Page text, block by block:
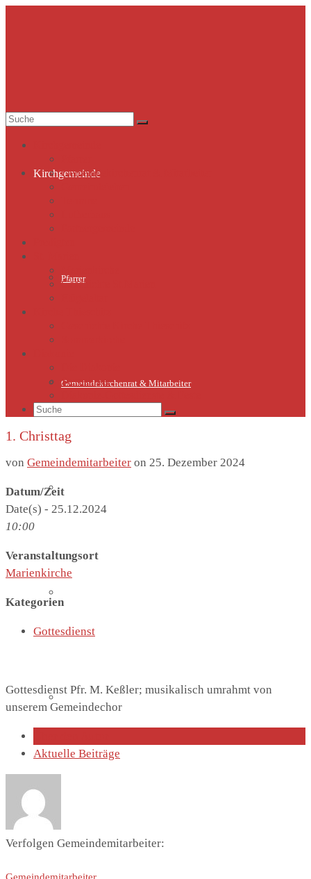
Kirchgemeinde
Pfarrer
Gemeindekirchenrat & Mitarbeiter
Gemeindeleben
Suche
Gemeindekirchenrat & Mitarbeiter
Geschichte St.Marien
Sternsinger
Suche
1. Christtag
von Gemeindemitarbeiter on 25. Dezember 2024
Datum/Zeit
Date(s) - 25.12.2024
10:00
Veranstaltungsort
Marienkirche
Kategorien
Gottesdienst
Gottesdienst Pfr. M. Keßler; musikalisch umrahmt von
unserem Gemeindechor
Aktuelle Beiträge
Verfolgen Gemeindemitarbeiter: